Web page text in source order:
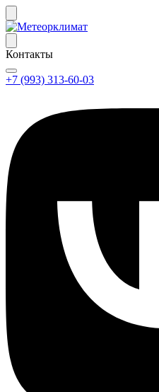
Контакты
+7 (993) 313-60-03